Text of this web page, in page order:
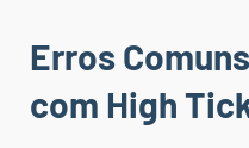
Erros
com High